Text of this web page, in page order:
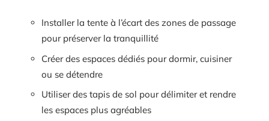
Installer la tente à l’écart des zones de passage
pour préserver la tranquillité
Créer des espaces dédiés pour dormir, cuisiner
ou se détendre
Utiliser des tapis de sol pour délimiter et rendre
les espaces plus agréables